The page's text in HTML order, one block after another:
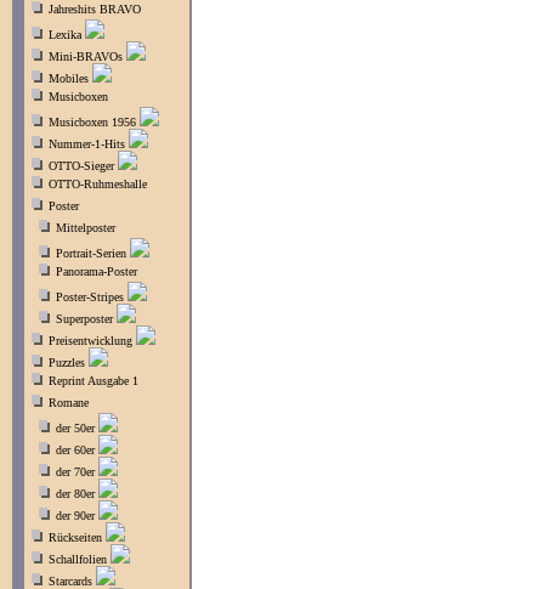
Jahreshits BRAVO
Lexika
Mini-BRAVOs
Mobiles
Musicboxen
Musicboxen 1956
Nummer-1-Hits
OTTO-Sieger
OTTO-Ruhmeshalle
Poster
Mittelposter
Portrait-Serien
Panorama-Poster
Poster-Stripes
Superposter
Preisentwicklung
Puzzles
Reprint Ausgabe 1
Romane
der 50er
der 60er
der 70er
der 80er
der 90er
Rückseiten
Schallfolien
Starcards